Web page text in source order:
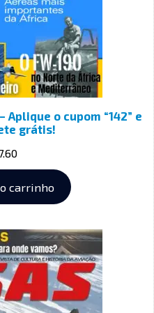
Aplique o cupom “142” e
grátis!
carrinho